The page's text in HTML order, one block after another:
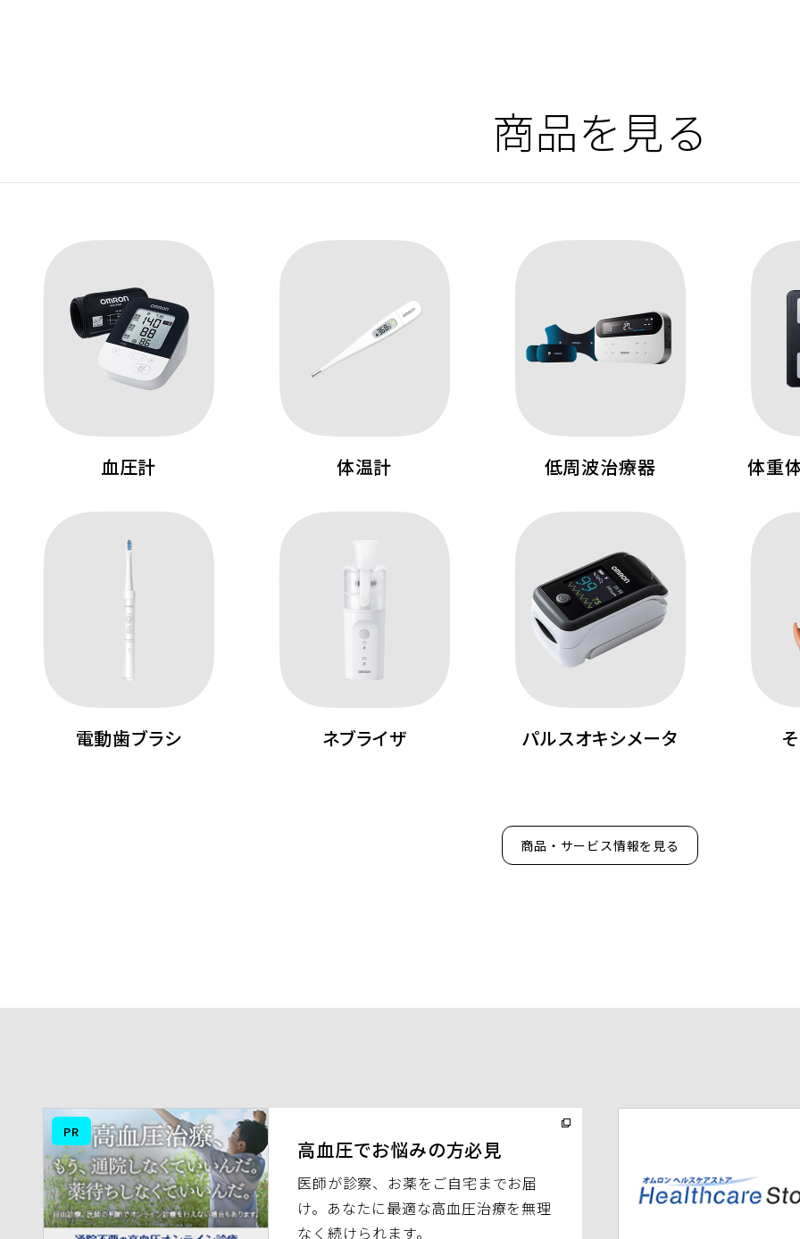
商品を見る
血圧計 体温計 低周波治療器 体重
電動歯ブラシ ネブライザ パルスオキシメータ
商品・サービス情報を見る
PR
高血圧でお悩みの方必見
医師が診察、お薬をご自宅までお届
け。あなたに最適な高血圧治療を無理
なく続けられます。
（別
ウ
ィ
ン
ド